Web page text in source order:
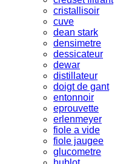
cristallisoir
cuve
dean stark
densimetre
dessicateur
dewar
distillateur
doigt de gant
entonnoir
eprouvette
erlenmeyer
fiole a vide
fiole jaugee
glucometre